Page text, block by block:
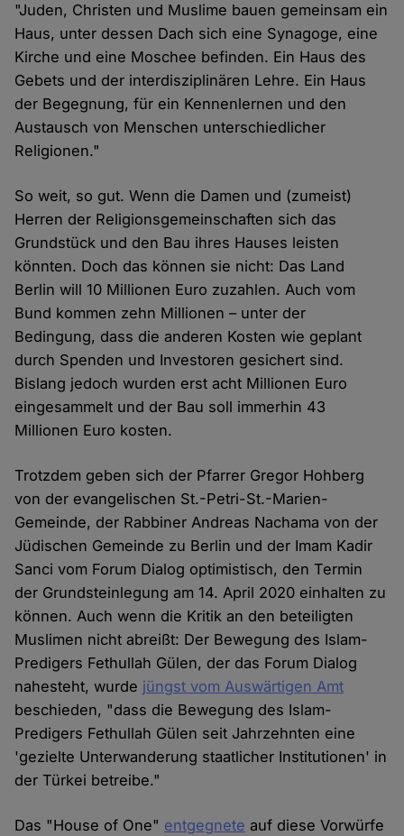
"Juden, Christen und Muslime bauen gemeinsam ein
Haus, unter dessen Dach sich eine Synagoge, eine
Kirche und eine Moschee befinden. Ein Haus des
Gebets und der interdisziplinären Lehre. Ein Haus
der Begegnung, für ein Kennenlernen und den
Austausch von Menschen unterschiedlicher
Religionen."
So weit, so gut. Wenn die Damen und (zumeist)
Herren der Religionsgemeinschaften sich das
Grundstück und den Bau ihres Hauses leisten
könnten. Doch das können sie nicht: Das Land
Berlin will 10 Millionen Euro zuzahlen. Auch vom
Bund kommen zehn Millionen – unter der
Bedingung, dass die anderen Kosten wie geplant
durch Spenden und Investoren gesichert sind.
Bislang jedoch wurden erst acht Millionen Euro
eingesammelt und der Bau soll immerhin 43
Millionen Euro kosten.
Trotzdem geben sich der Pfarrer Gregor Hohberg
von der evangelischen St.-Petri-St.-Marien-
Gemeinde, der Rabbiner Andreas Nachama von der
Jüdischen Gemeinde zu Berlin und der Imam Kadir
Sanci vom Forum Dialog optimistisch, den Termin
der Grundsteinlegung am 14. April 2020 einhalten zu
können. Auch wenn die Kritik an den beteiligten
Muslimen nicht abreißt: Der Bewegung des Islam-
Predigers Fethullah Gülen, der das Forum Dialog
nahesteht, wurde jüngst vom Auswärtigen Amt
beschieden, "dass die Bewegung des Islam-
Predigers Fethullah Gülen seit Jahrzehnten eine
'gezielte Unterwanderung staatlicher Institutionen' in
der Türkei betreibe."
Das "House of One" entgegnete auf diese Vorwürfe